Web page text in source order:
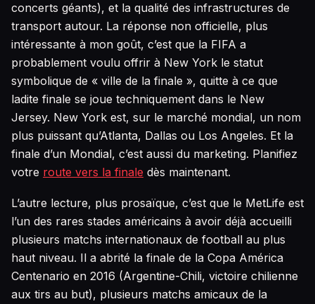
concerts géants), et la qualité des infrastructures de
transport autour. La réponse non officielle, plus
intéressante à mon goût, c’est que la FIFA a
probablement voulu offrir à New York le statut
symbolique de « ville de la finale », quitte à ce que
ladite finale se joue techniquement dans le New
Jersey. New York est, sur le marché mondial, un nom
plus puissant qu’Atlanta, Dallas ou Los Angeles. Et la
finale d’un Mondial, c’est aussi du marketing. Planifiez
votre route vers la finale dès maintenant.
L’autre lecture, plus prosaïque, c’est que le MetLife est
l’un des rares stades américains à avoir déjà accueilli
plusieurs matchs internationaux de football au plus
haut niveau. Il a abrité la finale de la Copa América
Centenario en 2016 (Argentine-Chili, victoire chilienne
aux tirs au but), plusieurs matchs amicaux de la